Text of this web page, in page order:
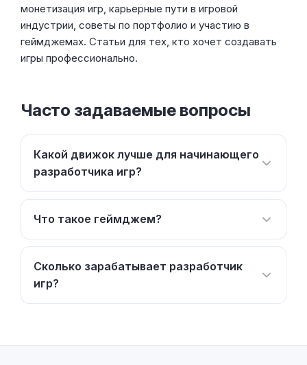
монетизация игр, карьерные пути в игровой
индустрии, советы по портфолио и участию в
геймджемах. Статьи для тех, кто хочет создавать
игры профессионально.
Часто задаваемые вопросы
Какой движок лучше для начинающего
разработчика игр?
Что такое геймджем?
Сколько зарабатывает разработчик
игр?